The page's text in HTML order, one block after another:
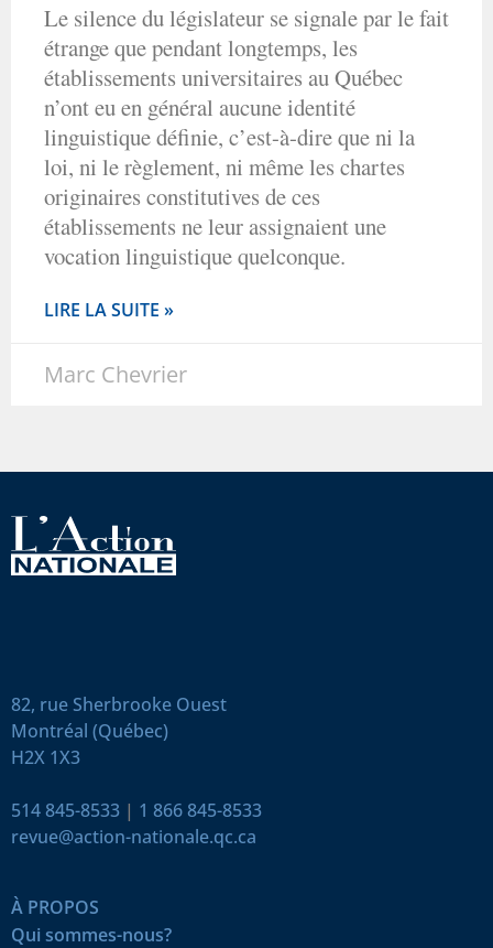
Le silence du législateur se signale par le fait
étrange que pendant longtemps, les
établissements universitaires au Québec
n’ont eu en général aucune identité
linguistique définie, c’est-à-dire que ni la
loi, ni le règlement, ni même les chartes
originaires constitutives de ces
établissements ne leur assignaient une
vocation linguistique quelconque.
LIRE LA SUITE »
Marc Chevrier
82, rue Sherbrooke Ouest
Montréal (Québec)
H2X 1X3
514 845-8533 | 1 866 845-8533
revue@action-nationale.qc.ca
À PROPOS
Qui sommes-nous?